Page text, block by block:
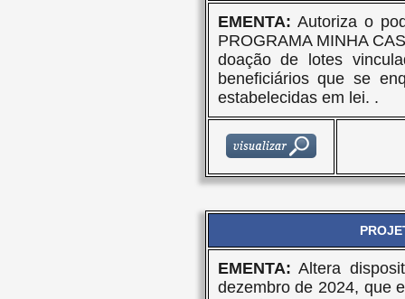
EMENTA: Autoriza o
PROGRAMA MINHA
doação de lotes
beneficiários que se
estabelecidas em lei. .
EMENTA: Altera
dezembro de 2024, que